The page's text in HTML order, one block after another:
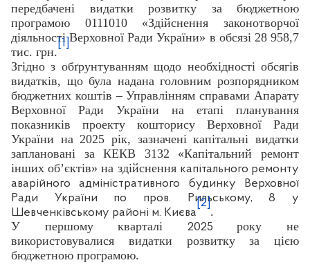
передбачені видатки розвитку за бюджетною
програмою 0111010 «Здійснення законотворчої
діяльності Верховної Ради України» в обсязі 28 958,7
тис. грн.
[1]
Згідно з обґрунтуванням щодо необхідності обсягів
видатків, що була надана головним розпорядником
бюджетних коштів – Управлінням справами Апарату
Верховної Ради України на етапі планування
показників проекту кошторису Верховної Ради
України на 2025 рік, зазначені капітальні видатки
заплановані за КЕКВ 3132 «Капітальний ремонт
інших об’єктів» на здійснення капітального ремонту
аварійного адміністративного будинку Верховної
Ради України по пров. Рильському, 8 у
Шевченківському районі м. Києва
[2]
.
У першому кварталі 2025року не
використовувалися видатки розвитку за цією
бюджетною програмою.